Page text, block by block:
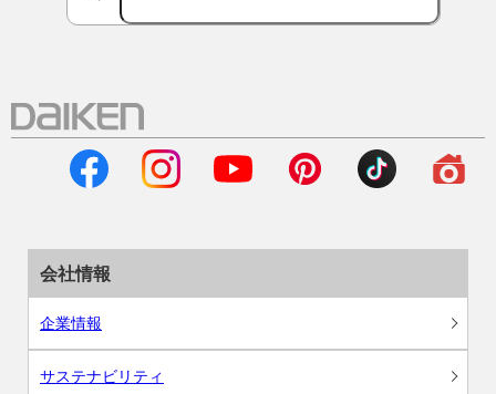
会社情報
企業情報
サステナビリティ